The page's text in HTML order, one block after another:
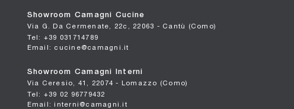
Showroom Camagni Cucine
Via G. Da Cermenate, 22c, 22063 - Cantù (Como)
Tel: +39 031714789
Email: cucine@camagni.it
Showroom Camagni Interni
Via Ceresio, 41, 22074 - Lomazzo (Como)
Tel: +39 02 96779432
Email: interni@camagni.it